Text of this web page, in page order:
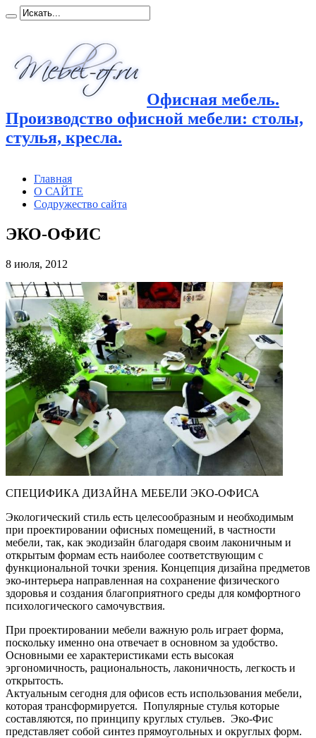
Офисная мебель.
Производство офисной мебели: столы,
стулья, кресла.
Главная
О САЙТЕ
Содружество сайта
ЭКО-ОФИС
8 июля, 2012
СПЕЦИФИКА ДИЗАЙНА МЕБЕЛИ ЭКО-ОФИСА
Экологический стиль есть целесообразным и необходимым
при проектировании офисных помещений, в частности
мебели, так, как экодизайн благодаря своим лаконичным и
открытым формам есть наиболее соответствующим с
функциональной точки зрения. Концепция дизайна предметов
эко-интерьера направленная на сохранение физического
здоровья и создания благоприятного среды для комфортного
психологического самочувствия.
При проектировании мебели важную роль играет форма,
поскольку именно она отвечает в основном за удобство.
Основными ее характеристиками есть высокая
эргономичность, рациональность, лаконичность, легкость и
открытость.
Актуальным сегодня для офисов есть использования мебели,
которая трансформируется. Популярные стулья которые
составляются, по принципу круглых стульев. Эко-Фис
представляет собой синтез прямоугольных и округлых форм.